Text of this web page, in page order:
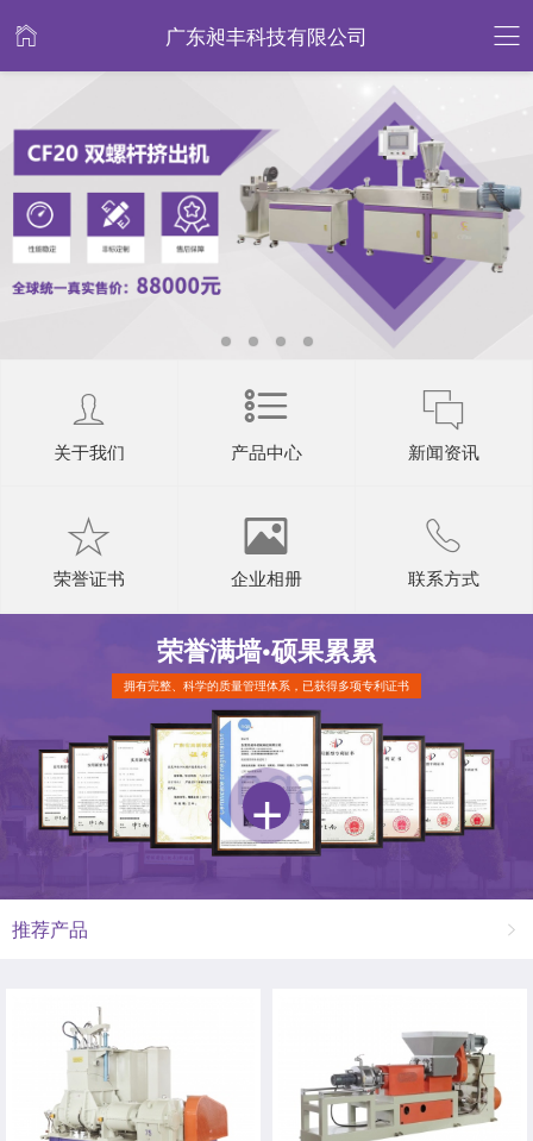
广东昶丰科技有限公司
关于我们 产品中心 新闻资讯
荣誉证书 企业相册 联系方式
荣誉满墙•硕果累累
拥有完整、科学的质量管理体系，已获得多项专利证书
推荐产品